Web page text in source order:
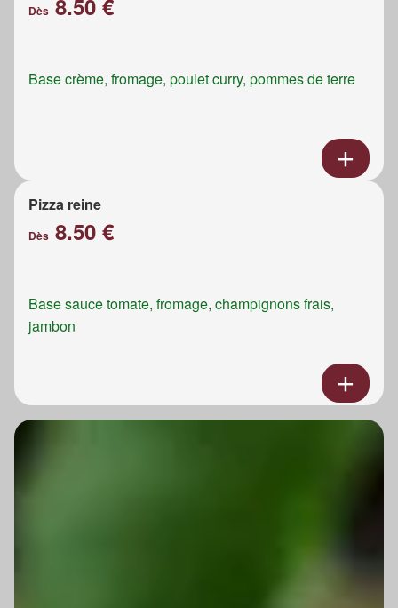
Dès 8.50 €
Base crème, fromage, poulet curry, pommes de terre
Pizza reine
Dès 8.50 €
Base sauce tomate, fromage, champignons frais,
jambon